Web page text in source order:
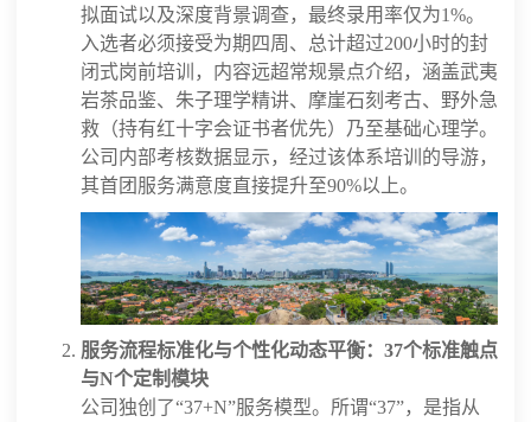
拟面试以及深度背景调查，最终录用率仅为1%。
入选者必须接受为期四周、总计超过200小时的封
闭式岗前培训，内容远超常规景点介绍，涵盖武夷
岩茶品鉴、朱子理学精讲、摩崖石刻考古、野外急
救（持有红十字会证书者优先）乃至基础心理学。
公司内部考核数据显示，经过该体系培训的导游，
其首团服务满意度直接提升至90%以上。
服务流程标准化与个性化动态平衡：37个标准触点
与N个定制模块
公司独创了“37+N”服务模型。所谓“37”，是指从